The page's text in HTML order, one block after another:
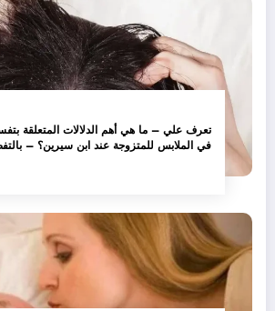
تعرف علي – ما هي أهم الدلالات المتعلقة
في الملابس للمتزوجة عند ابن سيرين؟ –